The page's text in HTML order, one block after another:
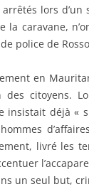
lors
la caravane,
police de
en
citoyens.
insistait déjà «
livré les
un seul but,